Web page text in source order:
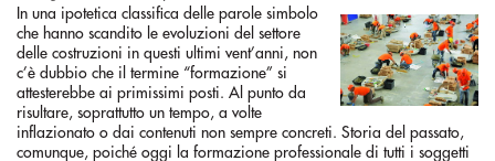
In una ipotetica classifica delle parole simbolo
che hanno scandito le evoluzioni del settore
delle costruzioni in questi ultimi vent’anni, non
c’è dubbio che il termine “formazione” si
attesterebbe ai primissimi posti. Al punto da
risultare, soprattutto un tempo, a volte
inflazionato o dai contenuti non sempre concreti. Storia del passato,
comunque, poiché oggi la formazione professionale di tutti i soggetti